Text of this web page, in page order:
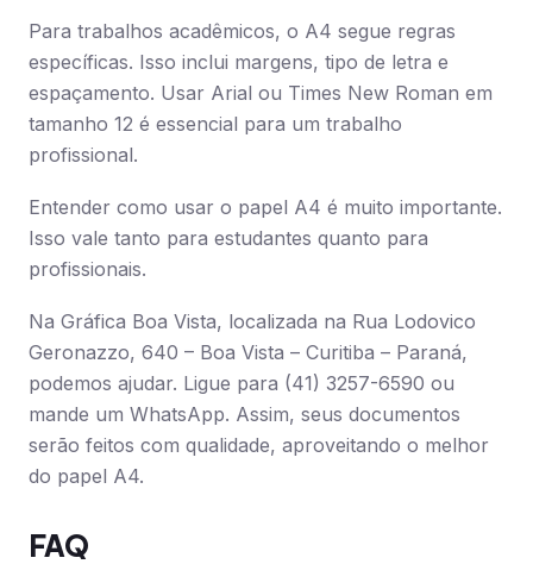
Para trabalhos acadêmicos, o A4 segue regras
específicas. Isso inclui margens, tipo de letra e
espaçamento. Usar Arial ou Times New Roman em
tamanho 12 é essencial para um trabalho
profissional.
Entender como usar o papel A4 é muito importante.
Isso vale tanto para estudantes quanto para
profissionais.
Na Gráfica Boa Vista, localizada na Rua Lodovico
Geronazzo, 640 – Boa Vista – Curitiba – Paraná,
podemos ajudar. Ligue para (41) 3257-6590 ou
mande um WhatsApp. Assim, seus documentos
serão feitos com qualidade, aproveitando o melhor
do papel A4.
FAQ